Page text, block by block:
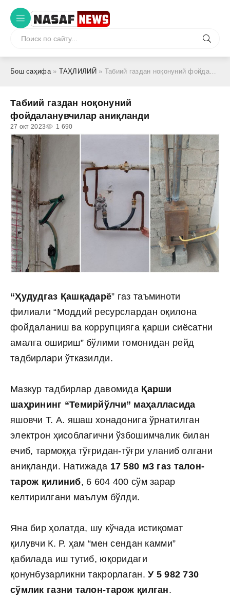
Бош саҳифа» ТАҲЛИЛИЙ » Табиий газдан ноқонуний фойдаланувчилар аниқланди
Табиий газдан ноқонуний
фойдаланувчилар аниқланди
27 окт 2023 1 690
“Ҳудудгаз Қашқадарё” газ таъминоти
филиали “Моддий ресурслардан оқилона
фойдаланиш ва коррупцияга қарши сиёсатни
амалга ошириш” бўлими томонидан рейд
тадбирлари ўтказилди.
Мазкур тадбирлар давомида Қарши
шаҳрининг “Темирйўлчи” маҳалласида
яшовчи Т. А. яшаш хонадонига ўрнатилган
электрон ҳисоблагични ўзбошимчалик билан
ечиб, тармоққа тўғридан-тўғри уланиб олгани
аниқланди. Натижада 17 580 м3 газ талон-
тарож қилиниб, 6 604 400 сўм зарар
келтирилгани маълум бўлди.
Яна бир ҳолатда, шу кўчада истиқомат
қилувчи К. Р. ҳам “мен сендан камми”
қабилада иш тутиб, юқоридаги
қонунбузарликни такрорлаган.У 5 982 730
сўмлик газни талон-тарож қилган.